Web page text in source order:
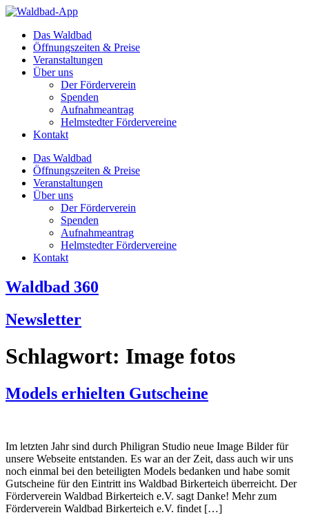
Zum
springenDas Waldbad
Öffnungszeiten & Preise
Veranstaltungen
Über uns
Der Förderverein
Spenden
Aufnahmeantrag
Helmstedter Fördervereine
Kontakt
Das Waldbad
Öffnungszeiten & Preise
Veranstaltungen
Über uns
Der Förderverein
Spenden
Aufnahmeantrag
Helmstedter Fördervereine
Kontakt
Waldbad 360
Newsletter
Schlagwort: Image fotos
Models erhielten Gutscheine
Im letzten Jahr sind durch Philigran Studio neue Image Bilder für
unsere Webseite entstanden. Es war an der Zeit, dass auch wir uns
noch einmal bei den beteiligten Models bedanken und habe somit
Gutscheine für den Eintritt ins Waldbad Birkerteich überreicht. Der
Förderverein Waldbad Birkerteich e.V. sagt Danke! Mehr zum
Förderverein Waldbad Birkerteich e.V. findet […]